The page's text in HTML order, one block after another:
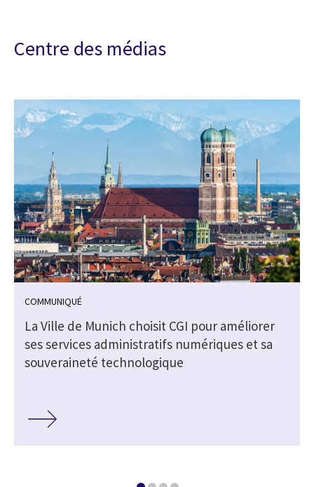
Centre des médias
COMMUNIQUÉ
La Ville de Munich choisit CGI pour améliorer
ses services administratifs numériques et sa
souveraineté technologique